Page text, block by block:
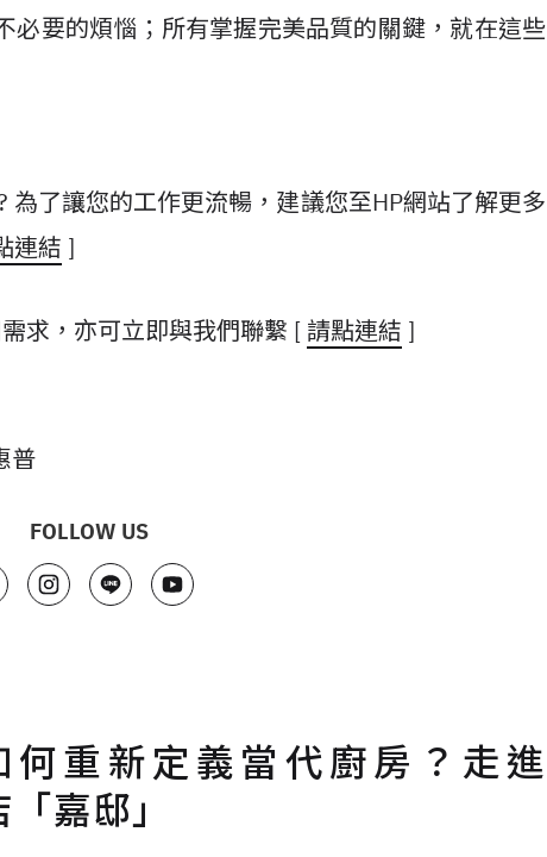
必要的煩惱；所有掌握完美品質的關鍵，就在這些
了讓您的工作更流暢，建議您至HP網站了解更多
連結 ]
求，亦可立即與我們聯繫 [ 請點連結 ]
普
FOLLOW US
重新定義當代廚房？走進
嘉邸」